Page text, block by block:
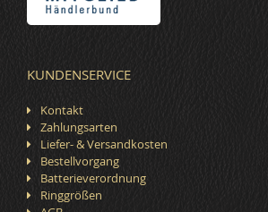
KUNDENSERVICE
Kontakt
Zahlungsarten
Liefer- & Versandkosten
Bestellvorgang
Batterieverordnung
Ringgrößen